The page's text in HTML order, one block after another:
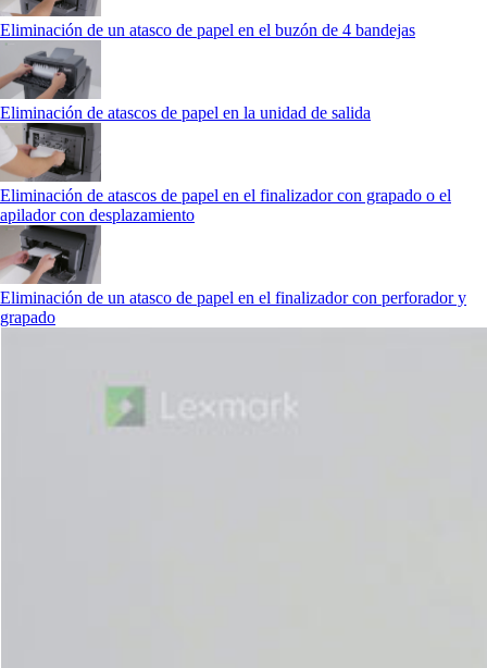
Eliminación de un atasco de papel en el buzón de 4 bandejas
Eliminación de atascos de papel en la unidad de salida
Eliminación de atascos de papel en el finalizador con grapado o el
apilador con desplazamiento
Eliminación de un atasco de papel en el finalizador con perforador y
grapado